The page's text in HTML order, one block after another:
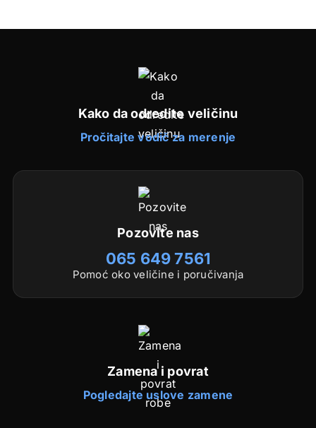
Kako da odredite veličinu
Pročitajte vodič za merenje
Pozovite nas
065 649 7561
Pomoć oko veličine i poručivanja
Zamena i povrat
Pogledajte uslove zamene